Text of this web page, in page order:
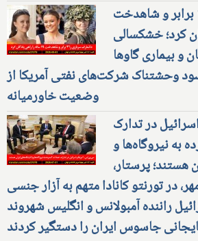
دانمارک سربازی را ۳ برابر و شاهدخت
کرد؛ خشکسالی
و بیماری گاوها
وحشتناک شرکت‌های نفتی آمریکا از
وضعیت خاورمیانه
در تدارک
به نیروگاه‌ها و
هستند؛ پرستار،
در تورنتو کانادا متهم به آزار جنسی
راننده آمبولانس و انگلیس شهروند
جاسوس ایران را دستگیر کردند